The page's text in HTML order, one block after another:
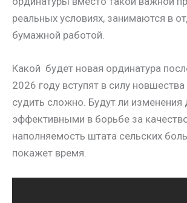
реальных условиях, занимаются в
бумажной работой.
Какой будет новая ординатура
2026 году вступят в силу
судить сложно. Будут ли изменения
эффективными в борьбе за
наполняемость штата сельских
покажет время.